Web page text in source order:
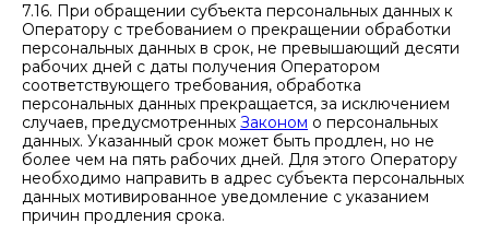
7.16. При обращении субъекта персональных данных к
Оператору с требованием о прекращении обработки
персональных данных в срок, не превышающий десяти
рабочих дней с даты получения Оператором
соответствующего требования, обработка
персональных данных прекращается, за исключением
случаев, предусмотренных Законом о персональных
данных. Указанный срок может быть продлен, но не
более чем на пять рабочих дней. Для этого Оператору
необходимо направить в адрес субъекта персональных
данных мотивированное уведомление с указанием
причин продления срока.